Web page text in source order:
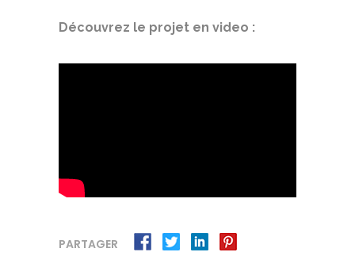
Découvrez le projet en video :
PARTAGER